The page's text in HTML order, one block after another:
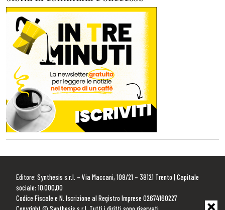
Editore: Synthesis s.r.l. – Via Maccani, 108/21 – 38121 Trento | Capitale
sociale: 10.000,00
Codice Fiscale e N. Iscrizione al Registro Imprese 02674160227